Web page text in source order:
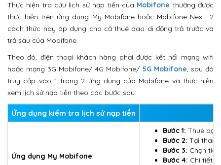
Thực hiện tra cứu lịch sử nạp tiền của Mobifone thường được
thực hiện trên ứng dụng My Mobifone hoặc Mobifone Next. 2
cách thức này áp dụng cho cả thuê bao di động trả trước và
trả sau của Mobifone.
Theo đó, điện thoại khách hàng phải được kết nối mạng wifi
hoặc mạng 3G Mobifone/ 4G Mobifone/ 5G Mobifone, sau đó
truy cập vào 1 trong 2 ứng dụng của Mobifone và thực hiện
xem lịch sử nạp tiền theo các bước sau:
Ứng dụng kiểm tra lịch sử nạp tiền
Ứng dụng My Mobifone
Bước 1: Thuê bạn
Bước 2: Tại
Bước 3: Chọn
Bước 4: Chi tiết